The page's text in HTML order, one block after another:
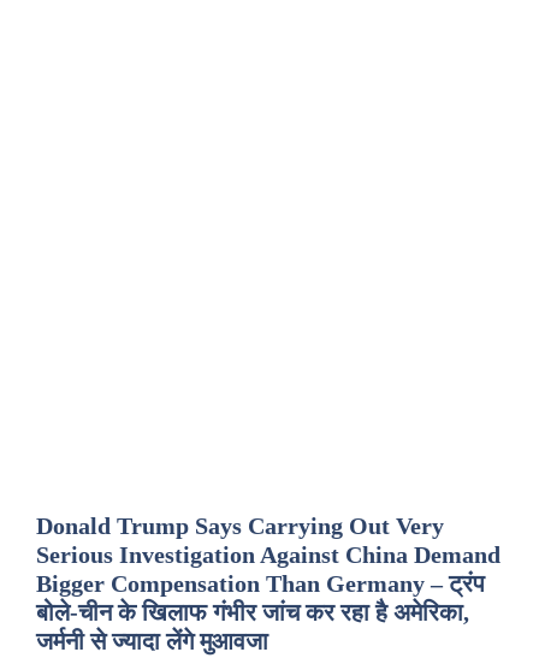
Donald Trump Says Carrying Out Very
Serious Investigation Against China Demand
Bigger Compensation Than Germany – ट्रंप
बोले-चीन के खिलाफ गंभीर जांच कर रहा है अमेरिका,
जर्मनी से ज्यादा लेंगे मुआवजा